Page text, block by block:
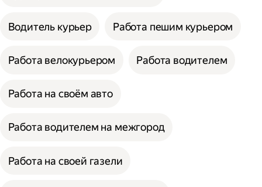
Водитель курьер Работа пешим курьером
Работа велокурьером Работа водителем
Работа на своём авто
Работа водителем на межгород
Работа на своей газели